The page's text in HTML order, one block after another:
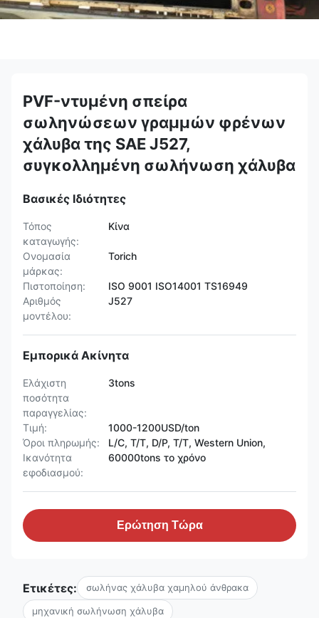
PVF-ντυμένη σπείρα
σωληνώσεων γραμμών φρένων
χάλυβα της SAE J527,
συγκολλημένη σωλήνωση χάλυβα
Βασικές Ιδιότητες
Τόπος
καταγωγής:
Κίνα
Ονομασία
μάρκας:
Torich
Πιστοποίηση:
ISO 9001 ISO14001 TS16949
Αριθμός
μοντέλου:
J527
Εμπορικά Ακίνητα
Ελάχιστη
ποσότητα
παραγγελίας:
3tons
Τιμή:
1000-1200USD/ton
Όροι πληρωμής:
L/C, T/T, D/P, T/T, Western Union,
Ικανότητα
εφοδιασμού:
60000tons το χρόνο
Ερώτηση Τώρα
Ετικέτες: σωλήνας χάλυβα χαμηλού άνθρακα
μηχανική σωλήνωση χάλυβα